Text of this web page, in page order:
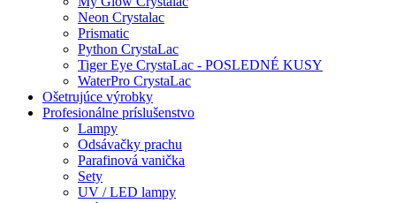
Neon Crystalac
Prismatic
Python CrystaLac
Tiger Eye CrystaLac - POSLEDNÉ KUSY
WaterPro CrystaLac
Ošetrujúce výrobky
Profesionálne príslušenstvo
Lampy
Odsávačky prachu
Parafinová vanička
Sety
UV / LED lampy